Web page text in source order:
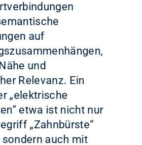
auf
und
Relevanz. Ein
„elektrische
etwa ist nicht nur
„Zahnbürste“
auch mit